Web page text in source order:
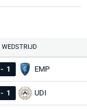
WEDSTRIJD
- 1 EMP
- 1 UDI